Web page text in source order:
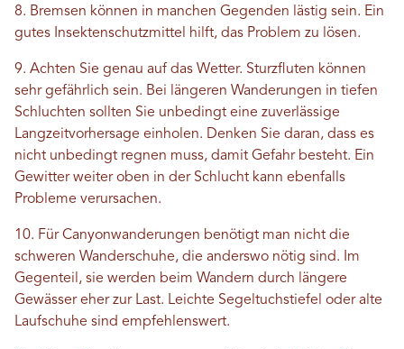
8. Bremsen können in manchen Gegenden lästig sein. Ein
gutes Insektenschutzmittel hilft, das Problem zu lösen.
9. Achten Sie genau auf das Wetter. Sturzfluten können
sehr gefährlich sein. Bei längeren Wanderungen in tiefen
Schluchten sollten Sie unbedingt eine zuverlässige
Langzeitvorhersage einholen. Denken Sie daran, dass es
nicht unbedingt regnen muss, damit Gefahr besteht. Ein
Gewitter weiter oben in der Schlucht kann ebenfalls
Probleme verursachen.
10. Für Canyonwanderungen benötigt man nicht die
schweren Wanderschuhe, die anderswo nötig sind. Im
Gegenteil, sie werden beim Wandern durch längere
Gewässer eher zur Last. Leichte Segeltuchstiefel oder alte
Laufschuhe sind empfehlenswert.